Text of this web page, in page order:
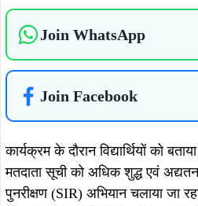
Join WhatsApp
Join Facebook
कार्यक्रम के दौरान विद्यार्थियों को
मतदाता सूची को अधिक शुद्ध एवं
पुनरीक्षण (SIR) अभियान चलाया जा